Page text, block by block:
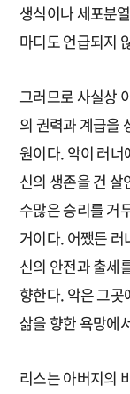
생식이나 세포분
마디도 언급되지
그러므로 사실상
의 권력과 계급을
원이다. 악이 러너
신의 생존을 건 살
수많은 승리를 거
거이다. 어쨌든
신의 안전과 출세
향한다. 악은 그
삶을 향한 욕망에
리스는 아버지의